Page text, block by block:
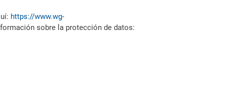
https://www.wg-
sobre la protección de datos: